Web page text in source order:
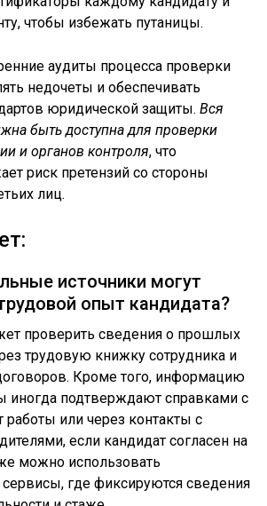
чтобы избежать путаницы.
аудиты процесса проверки
недочеты и обеспечивать
юридической защиты.Вся
быть доступна для проверки
и органов контроля, что
риск претензий со стороны
лиц.
источники могут
опыт кандидата?
проверить сведения о прошлых
трудовую книжку сотрудника и
Кроме того, информацию
иногда подтверждают справками с
или через контакты с
если кандидат согласен на
можно использовать
где фиксируются сведения